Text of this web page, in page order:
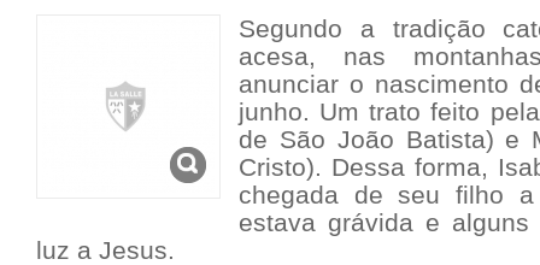
Segundo a tradição
acesa, nas
anunciar o nascimento
junho. Um trato feito
de São João Batista) e
Cristo). Dessa forma,
chegada de seu filho
estava grávida e
luz a Jesus.